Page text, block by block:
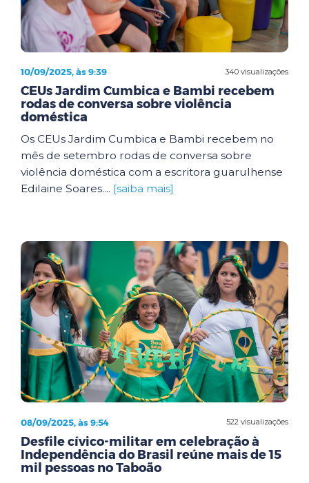
340 visualizações
10/09/2025, às 9:39
CEUs Jardim Cumbica e Bambi recebem
rodas de conversa sobre violência
doméstica
Os CEUs Jardim Cumbica e Bambi recebem no
mês de setembro rodas de conversa sobre
violência doméstica com a escritora guarulhense
Edilaine Soares.... [saiba mais]
522 visualizações
08/09/2025, às 9:54
Desfile cívico-militar em celebração à
Independência do Brasil reúne mais de 15
mil pessoas no Taboão